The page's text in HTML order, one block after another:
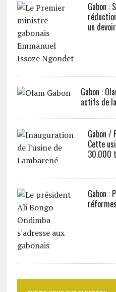
Gabon :
un
Gabon :
actifs de la
Gabon /
Cette
30.000
Gabon :